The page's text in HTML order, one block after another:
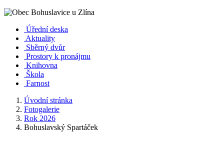
Úřední deska
Aktuality
Sběrný dvůr
Prostory k pronájmu
Knihovna
Škola
Farnost
Úvodní stránka
Fotogalerie
Rok 2026
Bohuslavský Spartáček